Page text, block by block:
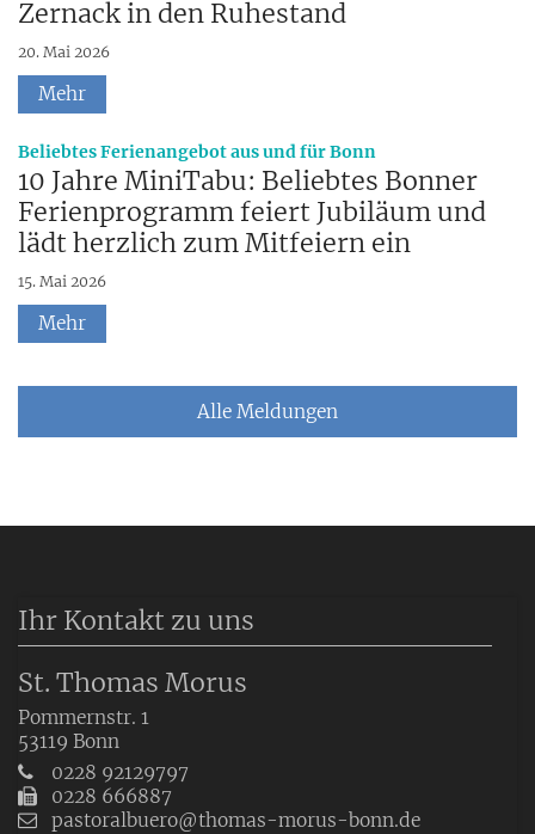
Zernack in den Ruhestand
20. Mai 2026
Mehr
Beliebtes Ferienangebot aus und für Bonn
10 Jahre MiniTabu: Beliebtes Bonner
Ferienprogramm feiert Jubiläum und
lädt herzlich zum Mitfeiern ein
15. Mai 2026
Mehr
Alle Meldungen
Ihr Kontakt zu uns
St. Thomas Morus
Pommernstr. 1
53119 Bonn
0228 92129797
0228 666887
pastoralbuero@thomas-morus-bonn.de